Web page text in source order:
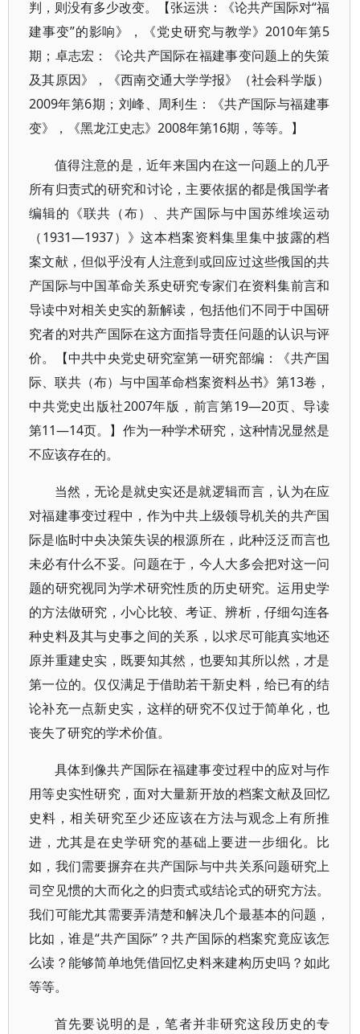
判，则没有多少改变。【张运洪：《论共产国际对“福
建事变”的影响》，《党史研究与教学》2010年第5
期；卓志宏：《论共产国际在福建事变问题上的失策
及其原因》，《西南交通大学学报》（社会科学版）
2009年第6期；刘峰、周利生：《共产国际与福建事
变》，《黑龙江史志》2008年第16期，等等。】
值得注意的是，近年来国内在这一问题上的几乎
所有归责式的研究和讨论，主要依据的都是俄国学者
编辑的《联共（布）、共产国际与中国苏维埃运动
（1931—1937）》这本档案资料集里集中披露的档
案文献，但似乎没有人注意到或回应过这些俄国的共
产国际与中国革命关系史研究专家们在资料集前言和
导读中对相关史实的新解读，包括他们不同于中国研
究者的对共产国际在这方面指导责任问题的认识与评
价。【中共中央党史研究室第一研究部编：《共产国
际、联共（布）与中国革命档案资料丛书》第13卷，
中共党史出版社2007年版，前言第19—20页、导读
第11—14页。】作为一种学术研究，这种情况显然是
不应该存在的。
当然，无论是就史实还是就逻辑而言，认为在应
对福建事变过程中，作为中共上级领导机关的共产国
际是临时中央决策失误的根源所在，此种泛泛而言也
未必有什么不妥。问题在于，今人大多会把对这一问
题的研究视同为学术研究性质的历史研究。运用史学
的方法做研究，小心比较、考证、辨析，仔细勾连各
种史料及其与史事之间的关系，以求尽可能真实地还
原并重建史实，既要知其然，也要知其所以然，才是
第一位的。仅仅满足于借助若干新史料，给已有的结
论补充一点新史实，这样的研究不仅过于简单化，也
丧失了研究的学术价值。
具体到像共产国际在福建事变过程中的应对与作
用等史实性研究，面对大量新开放的档案文献及回忆
史料，相关研究至少还应该在方法与观念上有所推
进，尤其是在史学研究的基础上要进一步细化。比
如，我们需要摒弃在共产国际与中共关系问题研究上
司空见惯的大而化之的归责式或结论式的研究方法。
我们可能尤其需要弄清楚和解决几个最基本的问题，
比如，谁是“共产国际”？共产国际的档案究竟应该怎
么读？能够简单地凭借回忆史料来建构历史吗？如此
等等。
首先要说明的是，笔者并非研究这段历史的专